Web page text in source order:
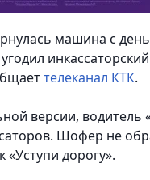
машина с
инкассаторский
телеканал КТК.
версии, водитель
Шофер не
дорогу».